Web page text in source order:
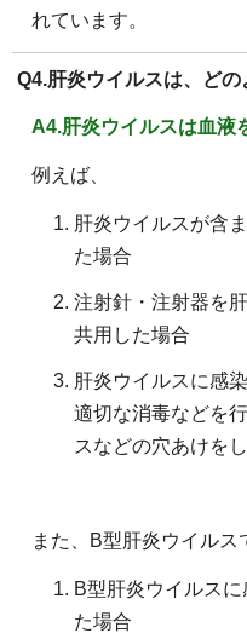
れています。
Q4.肝炎ウイルスは、ど
A4.肝炎ウイルスは血液
例えば、
肝炎ウイルスが含
た場合
注射針・注射器を
共用した場合
肝炎ウイルスに感
適切な消毒などを
スなどの穴あけを
また、B型肝炎ウイルス
B型肝炎ウイルス
た場合